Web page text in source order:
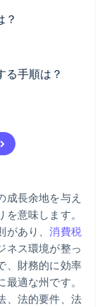
？
る手順は？
引を開始
いただけるほ
割引もご利用
成長余地を与え
意味します。
があり、消費税
ネス環境が整っ
、財務的に効率
適な州です。
、法的要件、法